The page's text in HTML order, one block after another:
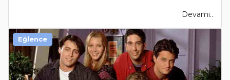
Devamı..
Eğlence